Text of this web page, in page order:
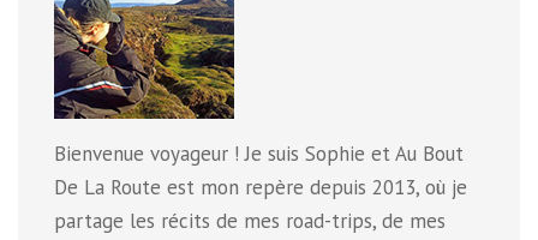
Bienvenue voyageur ! Je suis Sophie et Au Bout
De La Route est mon repère depuis 2013, où je
partage les récits de mes road-trips, de mes